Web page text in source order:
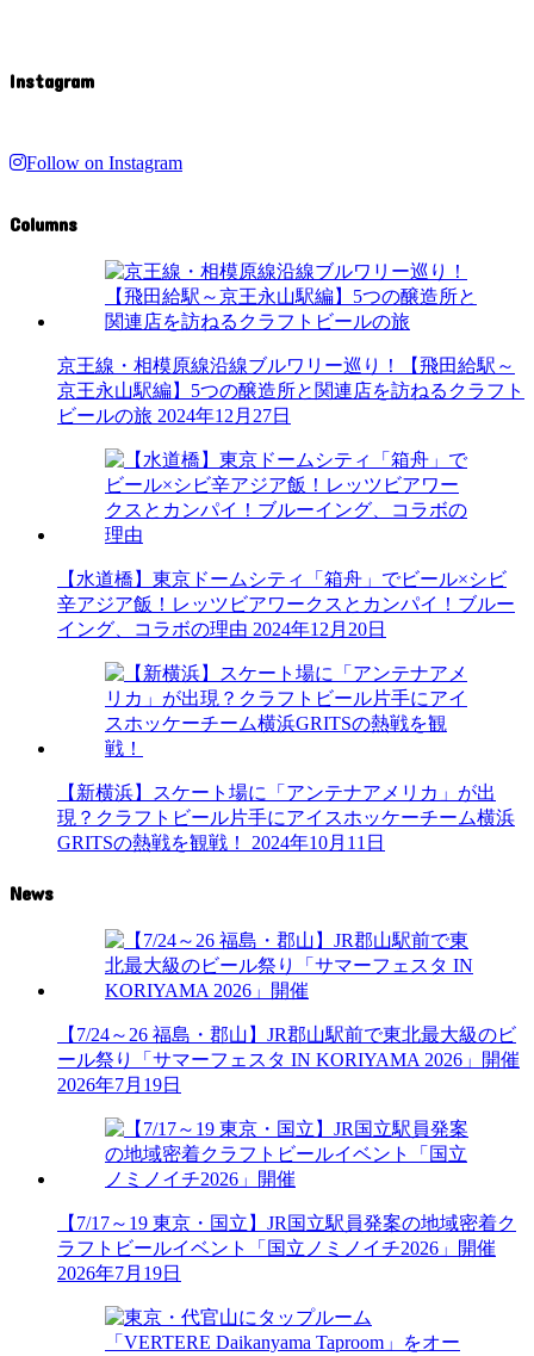
Instagram
Follow on Instagram
Columns
京王線・相模原線沿線ブルワリー巡り！【飛田給駅～
京王永山駅編】5つの醸造所と関連店を訪ねるクラフト
ビールの旅 2024年12月27日
【水道橋】東京ドームシティ「箱舟」でビール×シビ
辛アジア飯！レッツビアワークスとカンパイ！ブルー
イング、コラボの理由 2024年12月20日
【新横浜】スケート場に「アンテナアメリカ」が出
現？クラフトビール片手にアイスホッケーチーム横浜
GRITSの熱戦を観戦！
2024年10月11日
News
【7/24～26 福島・郡山】JR郡山駅前で東北最大級のビ
ール祭り「サマーフェスタ IN KORIYAMA 2026」開催
2026年7月19日
【7/17～19 東京・国立】JR国立駅員発案の地域密着ク
ラフトビールイベント「国立ノミノイチ2026」開催
2026年7月19日